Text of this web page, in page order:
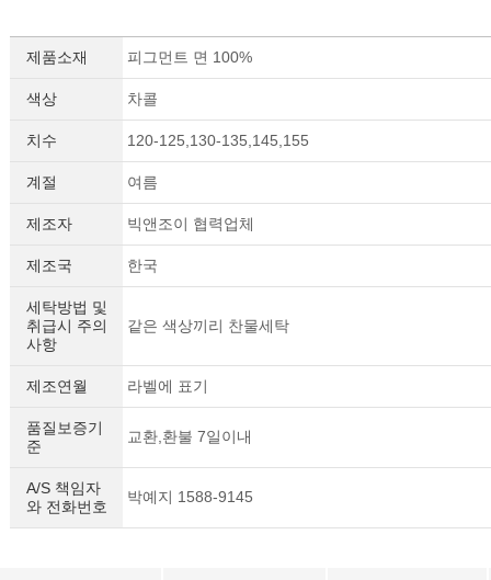
세요!
제품소재 피그먼트 면 100%
색상 차콜
치수 120-125,130-135,145,155
계절 여름
제조자 빅앤조이 협력업체
제조국 한국
세탁방법 및
취급시 주의
사항
같은 색상끼리 찬물세탁
제조연월 라벨에 표기
품질보증기
준
교환,환불 7일이내
A/S 책임자
와 전화번호
박예지 1588-9145